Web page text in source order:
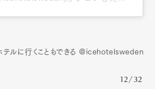
テルに行くこともできる @icehotelsweden
12/32